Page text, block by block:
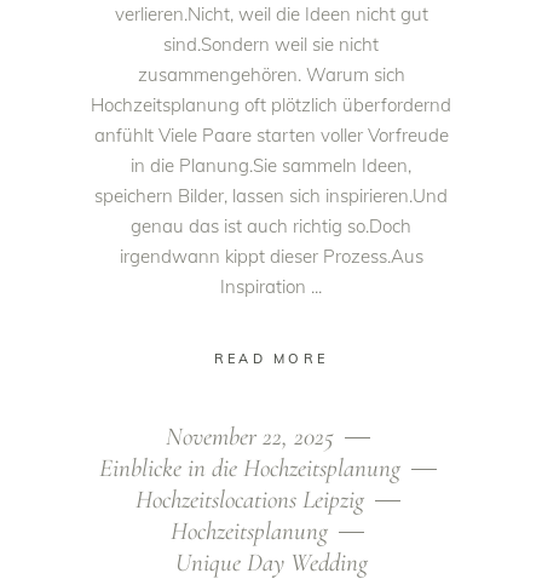
verlieren.Nicht, weil die Ideen nicht gut
sind.Sondern weil sie nicht
zusammengehören. Warum sich
Hochzeitsplanung oft plötzlich überfordernd
anfühlt Viele Paare starten voller Vorfreude
in die Planung.Sie sammeln Ideen,
speichern Bilder, lassen sich inspirieren.Und
genau das ist auch richtig so.Doch
irgendwann kippt dieser Prozess.Aus
Inspiration
READ MORE
November 22, 2025
Einblicke in die Hochzeitsplanung
Hochzeitslocations Leipzig
Hochzeitsplanung
Unique Day Wedding